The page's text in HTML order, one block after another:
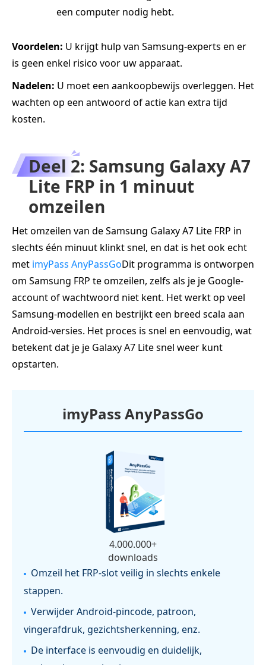
een computer nodig hebt.
Voordelen: U krijgt hulp van Samsung-experts en er
is geen enkel risico voor uw apparaat.
Nadelen: U moet een aankoopbewijs overleggen. Het
wachten op een antwoord of actie kan extra tijd
kosten.
Deel 2: Samsung Galaxy A7
Lite FRP in 1 minuut
omzeilen
Het omzeilen van de Samsung Galaxy A7 Lite FRP in
slechts één minuut klinkt snel, en dat is het ook echt
met imyPass AnyPassGoDit programma is ontworpen
om Samsung FRP te omzeilen, zelfs als je je Google-
account of wachtwoord niet kent. Het werkt op veel
Samsung-modellen en bestrijkt een breed scala aan
Android-versies. Het proces is snel en eenvoudig, wat
betekent dat je je Galaxy A7 Lite snel weer kunt
opstarten.
imyPass AnyPassGo
4.000.000+
downloads
Omzeil het FRP-slot veilig in slechts enkele
stappen.
Verwijder Android-pincode, patroon,
vingerafdruk, gezichtsherkenning, enz.
De interface is eenvoudig en duidelijk,